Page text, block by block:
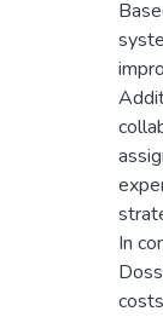
In